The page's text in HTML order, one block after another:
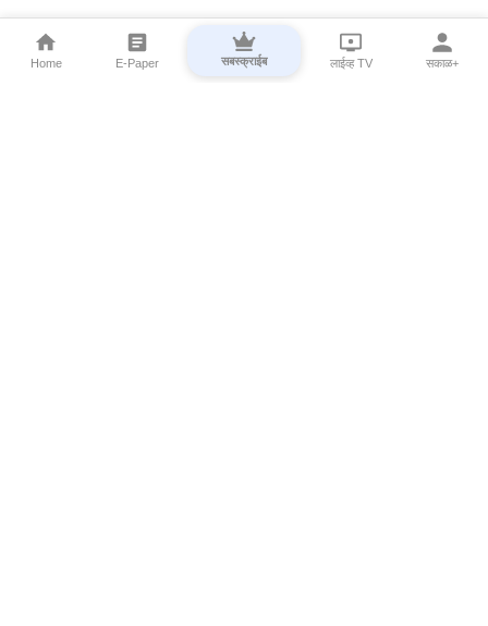
Home E-Paper सबस्क्राईब लाईव्ह TV सकाळ+